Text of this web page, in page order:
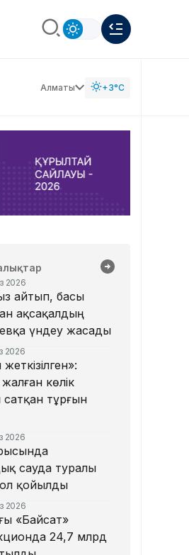
Алматы +3°C
2026
айтып, басы
ақсақалдың
үндеу жасады
2026
көлік
сатқан тұрғын
2026
сауда туралы
қойылды
2026
«Байсат»
24,7 млрд